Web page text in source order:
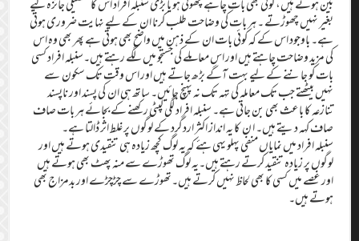
بغیر نہیں چھوڑتے ۔ ہر بات کی وضاحت طلب کرنا ان کے لیے نہایت ضروری ہوتی
ہے۔ باوجود اس کے کہ کوئی بات ان کے ذہن میں واضح بھی ہوتی ہے پھر بھی وہ اس
کی مزید وضاحت چاہتے ہیں اور اس معاملے کی جستجو میں لگے رہتے ہیں۔سنبلہ افراد کسی
بات کو جاننے کے لیے بہت آگے بڑھ جاتے ہیں اور اس وقت تک سکون سے
نہیں بیٹھتے جب تک معاملہ کی تہہ تک نہ پہنچ جائیں۔ ساتھ ہی ان کی پسند اور ناپسند
تنازعہ کا باعث بھی بن جاتی ہے۔ سنبلہ افراد لگی لپٹی رکھنے کے بجائے ہر بات صاف
صاف کہہ دیتے ہیں۔ ا ن کا یہ انداز اکثر اردگرد کے لوگوں پر غلط اثر ڈالتا ہے۔
سنبلہ افراد میں نمایاں منفی پہلو یہی ہئے کہ یہ لوگ کچھ زیادہ ہی تنقیدی ہوتے ہیں اور
لوگوں پر زیادہ تنقید کرتے رہتے ہیں۔یہ لوگ تھوڑے سے منہ پھٹ بھی ہوتے ہیں
اور غصے میں کسی کا بھی لحاظ نہیں کرتے ہیں۔تھوڑے سے چڑچڑے اور بدمزاج بھی
ہوتے ہیں۔